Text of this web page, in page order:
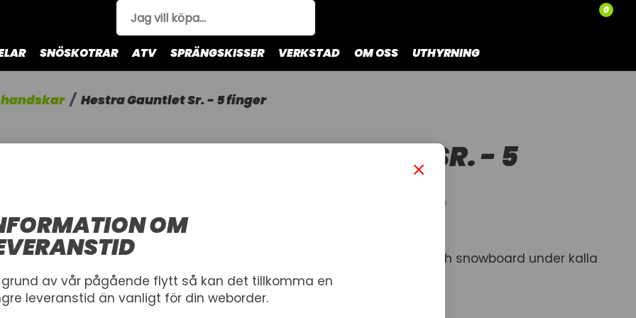
0
SNÖSKOTRAR ATV SPRÄNGSKISSER VERKSTAD OM OSS UTHYRNING
Hestra Gauntlet Sr. - 5 finger
HESTRA GAUNTLET SR. - 5
HESTRA
Längre femfingerhandske för skidåkning och snowboard under kalla
vinterdagar
OM
grund av vår pågående flytt så kan det tillkomma en
leveranstid än vanligt för din weborder.